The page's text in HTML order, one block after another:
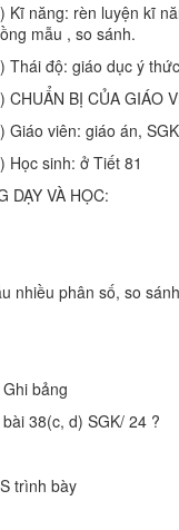
Kĩ năng: rèn luyện kĩ
mẫu , so sánh.
Thái độ: giáo dục ý
CHUẨN BỊ CỦA GIÁO
Giáo viên: giáo án, SGK
Học sinh: ở Tiết 81
DẠY VÀ HỌC:
nhiều phân số, so
bảng
38(c, d) SGK/ 24 ?
trình bày